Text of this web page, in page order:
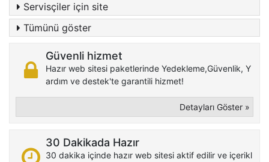
Servisçiler için site
Tümünü göster
Güvenli hizmet
Hazır web sitesi paketlerinde Yedekleme,Güvenlik, Y
ardım ve destek'te garantili hizmet!
Detayları Göster »
30 Dakikada Hazır
30 dakika içinde hazır web sitesi aktif edilir ve içerikl